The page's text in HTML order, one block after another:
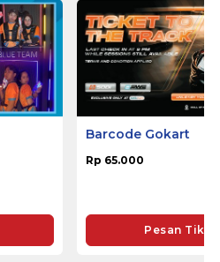
Barcode Gokart
Rp 65.000
Pesan Tiket